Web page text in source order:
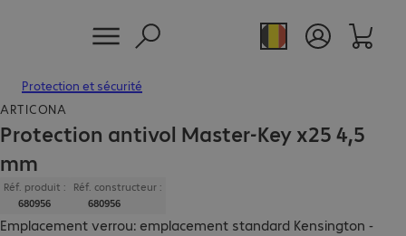
Protection et sécurité
ARTICONA
Protection antivol Master-Key x25 4,5
mm
Réf. produit :
680956
Réf. constructeur :
680956
Emplacement verrou: emplacement standard Kensington -